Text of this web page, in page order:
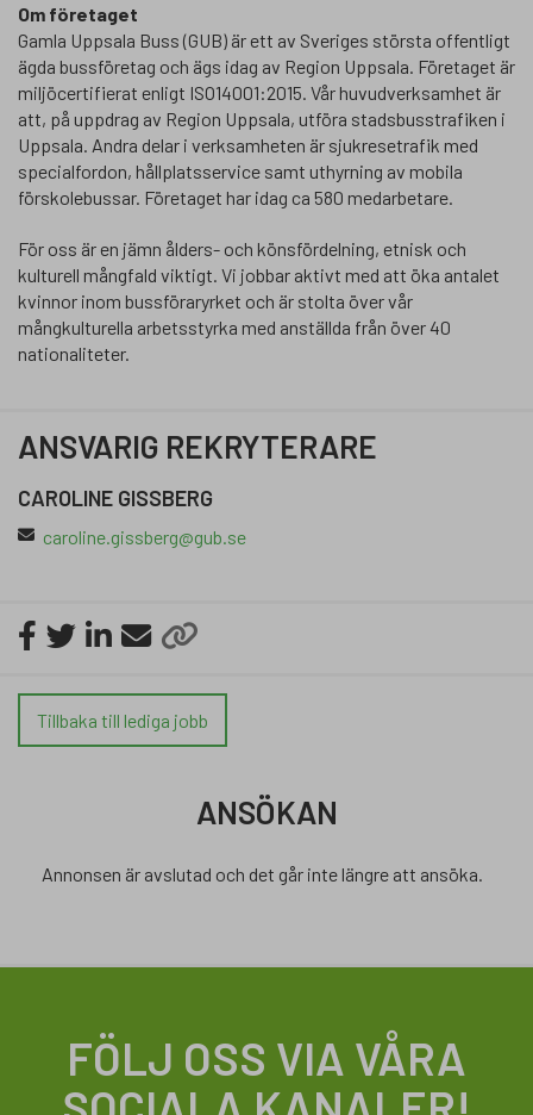
Om företaget
Gamla Uppsala Buss (GUB) är ett av Sveriges största offentligt
ägda bussföretag och ägs idag av Region Uppsala. Företaget är
miljöcertifierat enligt ISO14001:2015. Vår huvudverksamhet är
att, på uppdrag av Region Uppsala, utföra stadsbusstrafiken i
Uppsala. Andra delar i verksamheten är sjukresetrafik med
specialfordon, hållplatsservice samt uthyrning av mobila
förskolebussar. Företaget har idag ca 580 medarbetare.
För oss är en jämn ålders- och könsfördelning, etnisk och
kulturell mångfald viktigt. Vi jobbar aktivt med att öka antalet
kvinnor inom bussföraryrket och är stolta över vår
mångkulturella arbetsstyrka med anställda från över 40
nationaliteter.
ANSVARIG REKRYTERARE
CAROLINE GISSBERG
caroline.gissberg@gub.se
Tillbaka till lediga jobb
ANSÖKAN
Annonsen är avslutad och det går inte längre att ansöka.
FÖLJ OSS VIA VÅRA